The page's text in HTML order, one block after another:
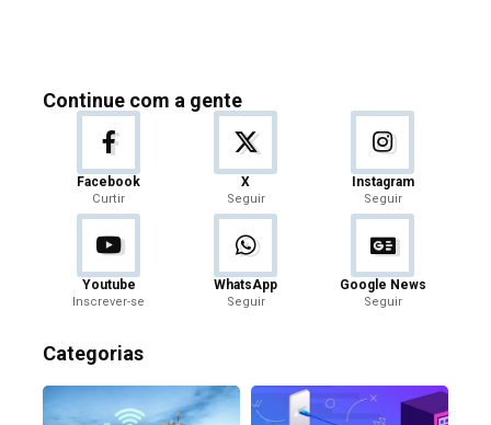
Continue com a gente
Facebook
Curtir
X
Seguir
Instagram
Seguir
Youtube
Inscrever-se
WhatsApp
Seguir
Google News
Seguir
Categorias